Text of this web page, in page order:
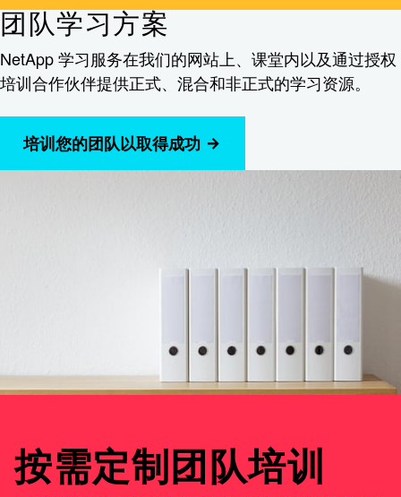
团队学习方案
NetApp 学习服务在我们的网站上、课堂内以及通过授权
培训合作伙伴提供正式、混合和非正式的学习资源。
培训您的团队以取得成功
按需定制团队培训